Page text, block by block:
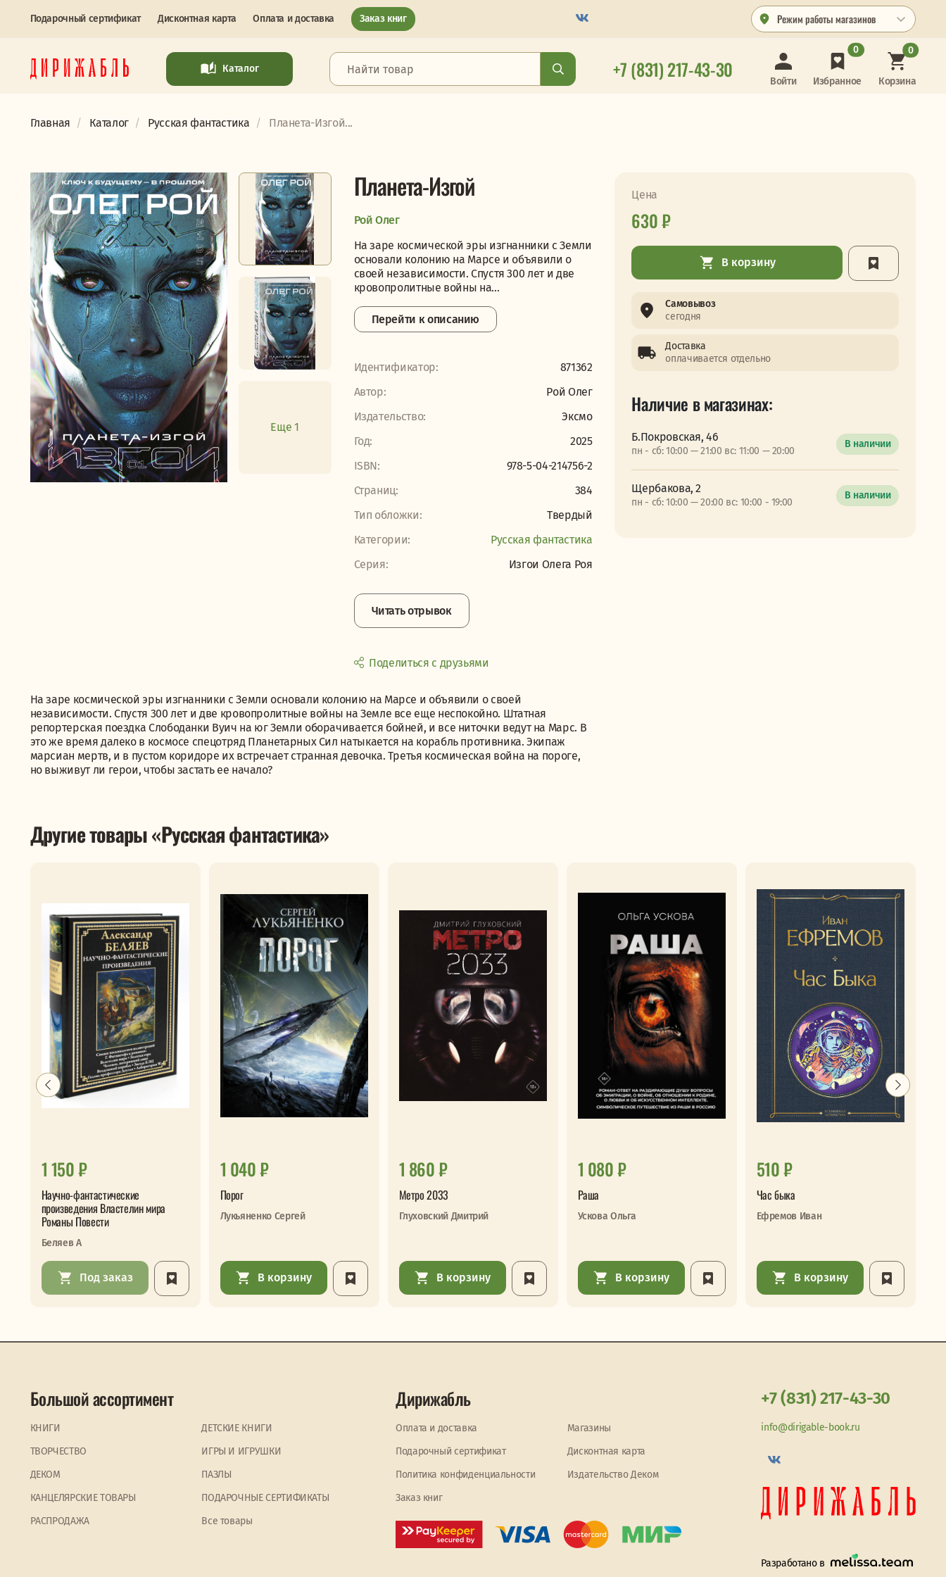
Подарочный сертификат Дисконтная карта Оплата и доставка Заказ книг Режим работы магазинов
Каталог +7 (831) 217-43-30 Войти Избранное
0
Корзина
0
Главная Каталог Русская фантастика Планета-Изгой...
Еще 1
Планета-Изгой
Рой Олег
На заре космической эры изгнанники с Земли
основали колонию на Марсе и объявили о
своей независимости. Спустя 300 лет и две
кровопролитные войны на...
Перейти к описанию
Идентификатор:
871362
Автор:
Рой Олег
Издательство:
Эксмо
Год:
2025
ISBN:
978-5-04-214756-2
Страниц:
384
Тип обложки:
Твердый
Категории:
Русская фантастика
Серия:
Изгои Олега Роя
Читать отрывок
Поделиться с друзьями
На заре космической эры изгнанники с Земли основали колонию на Марсе и объявили о своей
независимости. Спустя 300 лет и две кровопролитные войны на Земле все еще неспокойно. Штатная
репортерская поездка Слободанки Вуич на юг Земли оборачивается бойней, и все ниточки ведут на Марс. В
это же время далеко в космосе спецотряд Планетарных Сил натыкается на корабль противника. Экипаж
марсиан мертв, и в пустом коридоре их встречает странная девочка. Третья космическая война на пороге,
но выживут ли герои, чтобы застать ее начало?
Цена
630 ₽
В корзину
Самовывоз
сегодня
Доставка
оплачивается отдельно
Наличие в магазинах:
Б.Покровская, 46
пн - сб: 10:00 — 21:00 вс: 11:00 — 20:00
В наличии
Щербакова, 2
пн - сб: 10:00 — 20:00 вс: 10:00 - 19:00
В наличии
Другие товары «Русская фантастика»
1 150 ₽
Научно-фантастические
произведения Властелин мира
Романы Повести
Беляев А
Под заказ
1 040 ₽
Порог
Лукьяненко Сергей
В корзину
1 860 ₽
Метро 2033
Глуховский Дмитрий
В корзину
1 080 ₽
Раша
Ускова Ольга
В корзину
510 ₽
Час быка
Ефремов Иван
В корзину
Большой ассортимент
КНИГИ
ДЕТСКИЕ КНИГИ
ТВОРЧЕСТВО
ИГРЫ И ИГРУШКИ
ДЕКОМ
ПАЗЛЫ
КАНЦЕЛЯРСКИЕ ТОВАРЫ
ПОДАРОЧНЫЕ СЕРТИФИКАТЫ
PАСПРОДАЖА
Все товары
Дирижабль
Оплата и доставка
Магазины
Подарочный сертификат
Дисконтная карта
Политика конфиденциальности
Издательство Деком
Заказ книг
+7 (831) 217-43-30
info@dirigable-book.ru
Разработано в